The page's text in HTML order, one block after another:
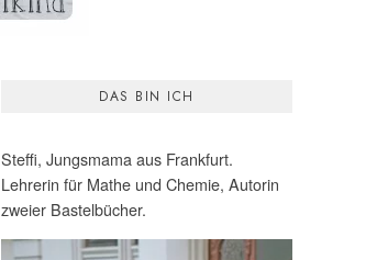
DAS BIN ICH
Steffi, Jungsmama aus Frankfurt.
Lehrerin für Mathe und Chemie, Autorin
zweier Bastelbücher.